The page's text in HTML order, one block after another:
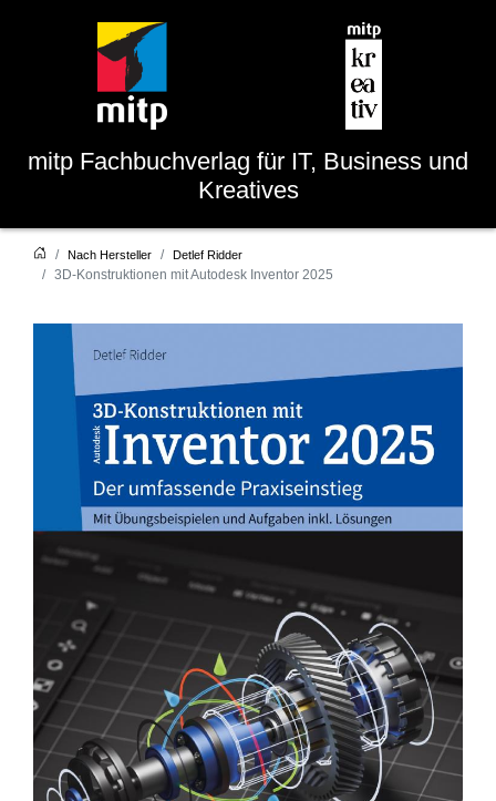
mitp Fachbuchverlag für IT, Business und
Kreatives
Nach Hersteller Detlef Ridder
3D-Konstruktionen mit Autodesk Inventor 2025